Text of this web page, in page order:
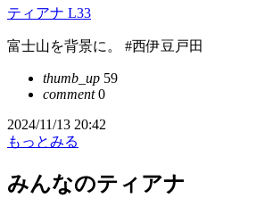
ティアナ L33
富士山を背景に。 #西伊豆戸田
thumb_up 59
comment0
2024/11/13 20:42
もっとみる
みんなのティアナ